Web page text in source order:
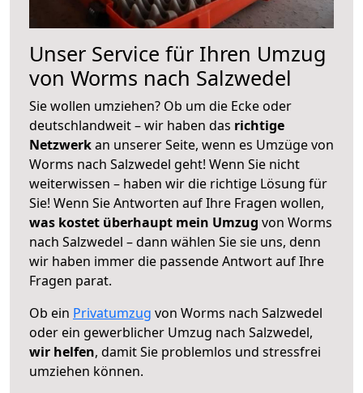
Unser Service für Ihren Umzug
von Worms nach Salzwedel
Sie wollen umziehen? Ob um die Ecke oder
deutschlandweit – wir haben das richtige
Netzwerkan unserer Seite, wenn es Umzüge von
Worms nach Salzwedel geht! Wenn Sie nicht
weiterwissen – haben wir die richtige Lösung für
Sie! Wenn Sie Antworten auf Ihre Fragen wollen,
was kostet überhaupt mein Umzug von Worms
nach Salzwedel – dann wählen Sie sie uns, denn
wir haben immer die passende Antwort auf Ihre
Fragen parat.
Ob ein Privatumzug von Worms nach Salzwedel
oder ein gewerblicher Umzug nach Salzwedel,
wir helfen, damit Sie problemlos und stressfrei
umziehen können.